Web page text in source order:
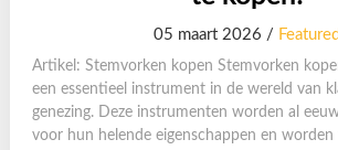
05 maart 2026 / Featured
Artikel: Stemvorken kopen Stemvorken
een essentieel instrument in de wereld van
genezing. Deze instrumenten worden al
voor hun helende eigenschappen en worden